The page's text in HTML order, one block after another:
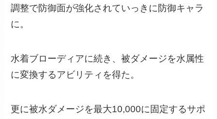
調整で防御面が強化されていっきに防御キャラ
に。
水着ブローディアに続き、被ダメージを水属性
に変換するアビリティを得た。
更に被水ダメージを最大10,000に固定するサポ